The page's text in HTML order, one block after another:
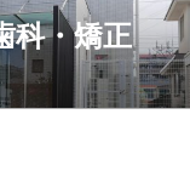
科・矯正